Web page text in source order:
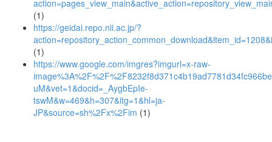
(1)
https://geidai.repo.nii.ac.jp/?
(1)
https://www.google.com/imgres?imgurl=x-raw-
uM&vet=1&docid=_AygbEpIe-
tswM&w=469&h=307&itg=1&hl=ja-
JP&source=sh%2Fx%2Fim (1)